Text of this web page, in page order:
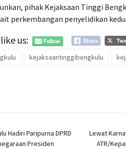
pihak Kejaksaan Tinggi
perkembangan penyelidikan
us:
kejaksaantinggibengkulu
Hadiri Paripurna DPRD
Presiden
Lewat
ATR/